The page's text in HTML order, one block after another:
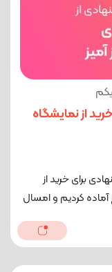
خرید از نمایشگاه
برای خرید از
آماده کردیم و امسال